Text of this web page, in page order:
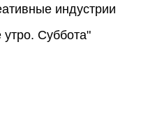
индустрии
Суббота"